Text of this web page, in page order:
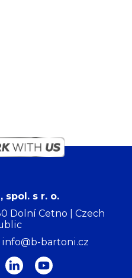
spol. s r. o.
Dolní Cetno | Czech
| info@b-bartoni.cz